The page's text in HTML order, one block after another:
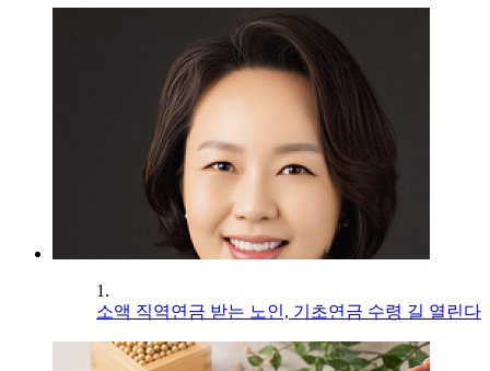
1.
소액 직역연금 받는 노인, 기초연금 수령 길 열린다